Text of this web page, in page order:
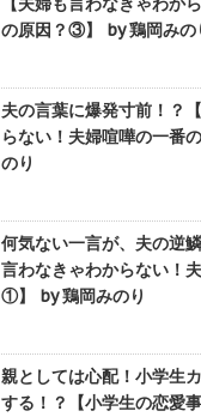
の原因？③】 by 鶏岡みの
夫の言葉に爆発寸前！？
らない！夫婦喧嘩の一番
のり
何気ない一言が、夫の逆
言わなきゃわからない！
①】 by 鶏岡みのり
親としては心配！小学生
する！？【小学生の恋愛